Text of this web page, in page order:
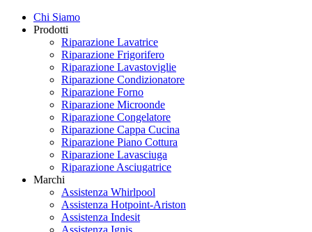
Chi Siamo
Prodotti
Riparazione Lavatrice
Riparazione Frigorifero
Riparazione Lavastoviglie
Riparazione Condizionatore
Riparazione Forno
Riparazione Microonde
Riparazione Congelatore
Riparazione Cappa Cucina
Riparazione Piano Cottura
Riparazione Lavasciuga
Riparazione Asciugatrice
Marchi
Assistenza Whirlpool
Assistenza Hotpoint-Ariston
Assistenza Indesit
Assistenza Ignis